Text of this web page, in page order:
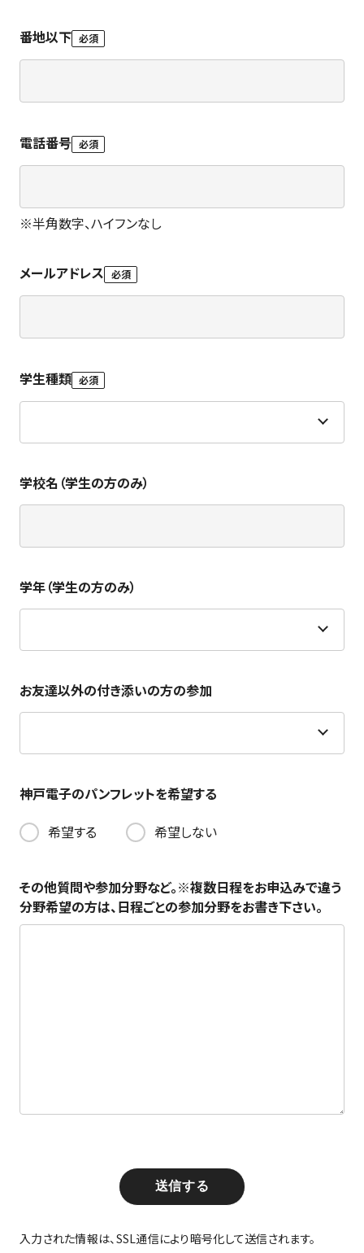
番地以下 必須
電話番号 必須
※半角数字、ハイフンなし
メールアドレス 必須
学生種類 必須
学校名（学生の方のみ）
学年（学生の方のみ）
お友達以外の付き添いの方の参加
神戸電子のパンフレットを希望する
希望する
希望しない
その他質問や参加分野など。※複数日程をお申込みで違う
分野希望の方は、日程ごとの参加分野をお書き下さい。
送信する
入力された情報は、SSL通信により暗号化して送信されます。